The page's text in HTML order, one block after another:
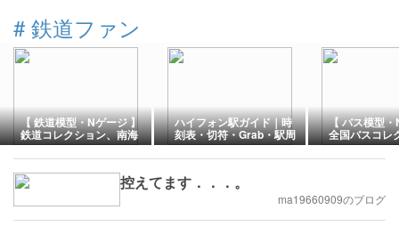
# 鉄道ファン
【 鉄道模型・Nゲージ 】
鉄道コレクション、南海
電気鉄道6000系なつかし
のステンレス無塗装2両セ
ットをNゲージ化にアレ
ンジしました！
ハイフォン駅ガイド｜時
刻表・切符・Grab・駅周
辺を実際に利用して紹介
【 バス模型
全国バスコレ
日本交通を購
た！
控えてます．．．。
ma19660909のブログ